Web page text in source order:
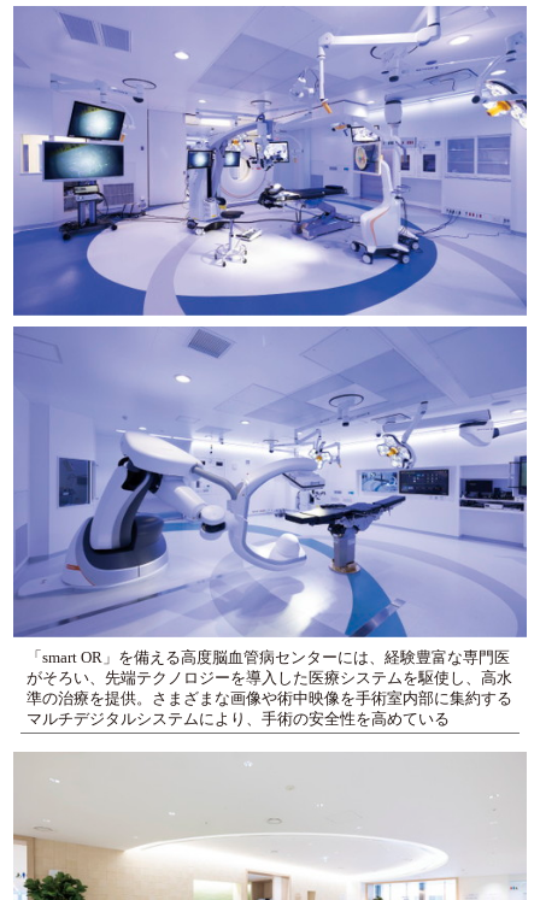
「smart OR」を備える高度脳血管病センターには、経験豊富な専門医
がそろい、先端テクノロジーを導入した医療システムを駆使し、高水
準の治療を提供。さまざまな画像や術中映像を手術室内部に集約する
マルチデジタルシステムにより、手術の安全性を高めている